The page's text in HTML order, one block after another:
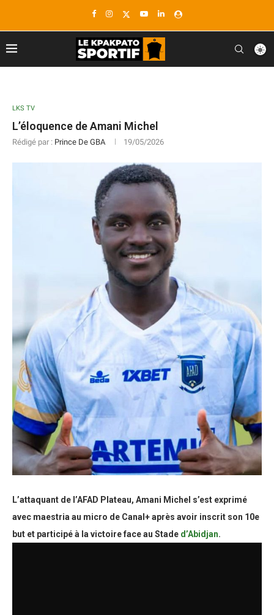
LKS TV
L’éloquence de Amani Michel
Rédigé par : Prince De GBA 19/05/2026
L’attaquant de l’AFAD Plateau, Amani Michel s’est exprimé
avec maestria au micro de Canal+ après avoir inscrit son 10e
but et participé à la victoire face au Stade d’Abidjan.